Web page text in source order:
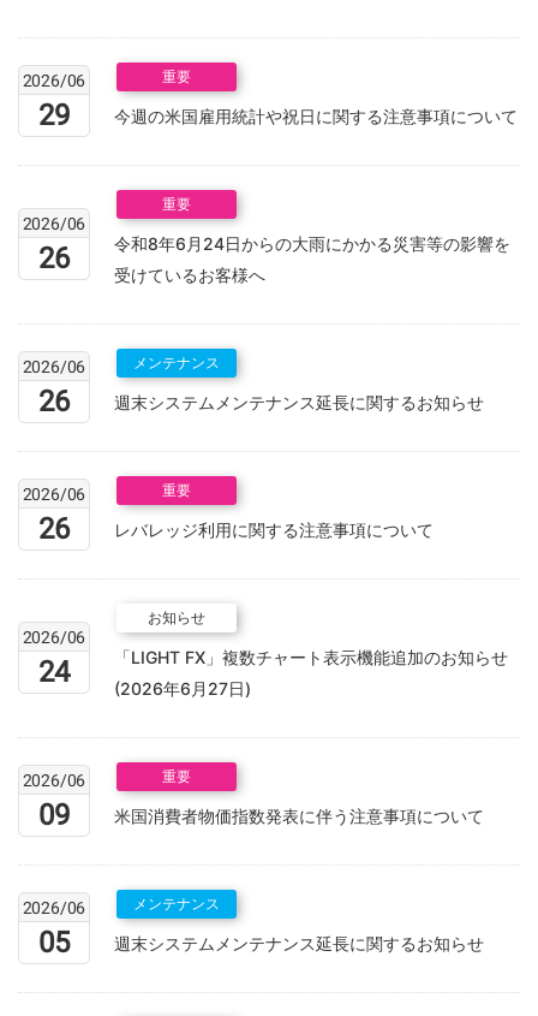
2026/06
29
重要
今週の米国雇用統計や祝日に関する注意事項について
2026/06
26
重要
令和8年6月24日からの大雨にかかる災害等の影響を
受けているお客様へ
2026/06
26
メンテナンス
週末システムメンテナンス延長に関するお知らせ
2026/06
26
重要
レバレッジ利用に関する注意事項について
2026/06
24
お知らせ
「LIGHT FX」複数チャート表示機能追加のお知らせ
(2026年6月27日)
2026/06
09
重要
米国消費者物価指数発表に伴う注意事項について
2026/06
05
メンテナンス
週末システムメンテナンス延長に関するお知らせ